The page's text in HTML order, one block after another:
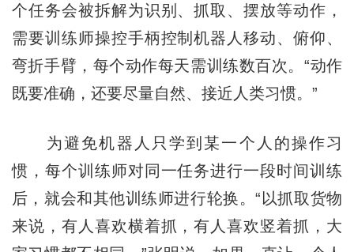
个任务会被拆解为识别、抓取、摆放等动作，
需要训练师操控手柄控制机器人移动、俯仰、
弯折手臂，每个动作每天需训练数百次。“动作
既要准确，还要尽量自然、接近人类习惯。”
为避免机器人只学到某一个人的操作习
惯，每个训练师对同一任务进行一段时间训练
后，就会和其他训练师进行轮换。“以抓取货物
来说，有人喜欢横着抓，有人喜欢竖着抓，大